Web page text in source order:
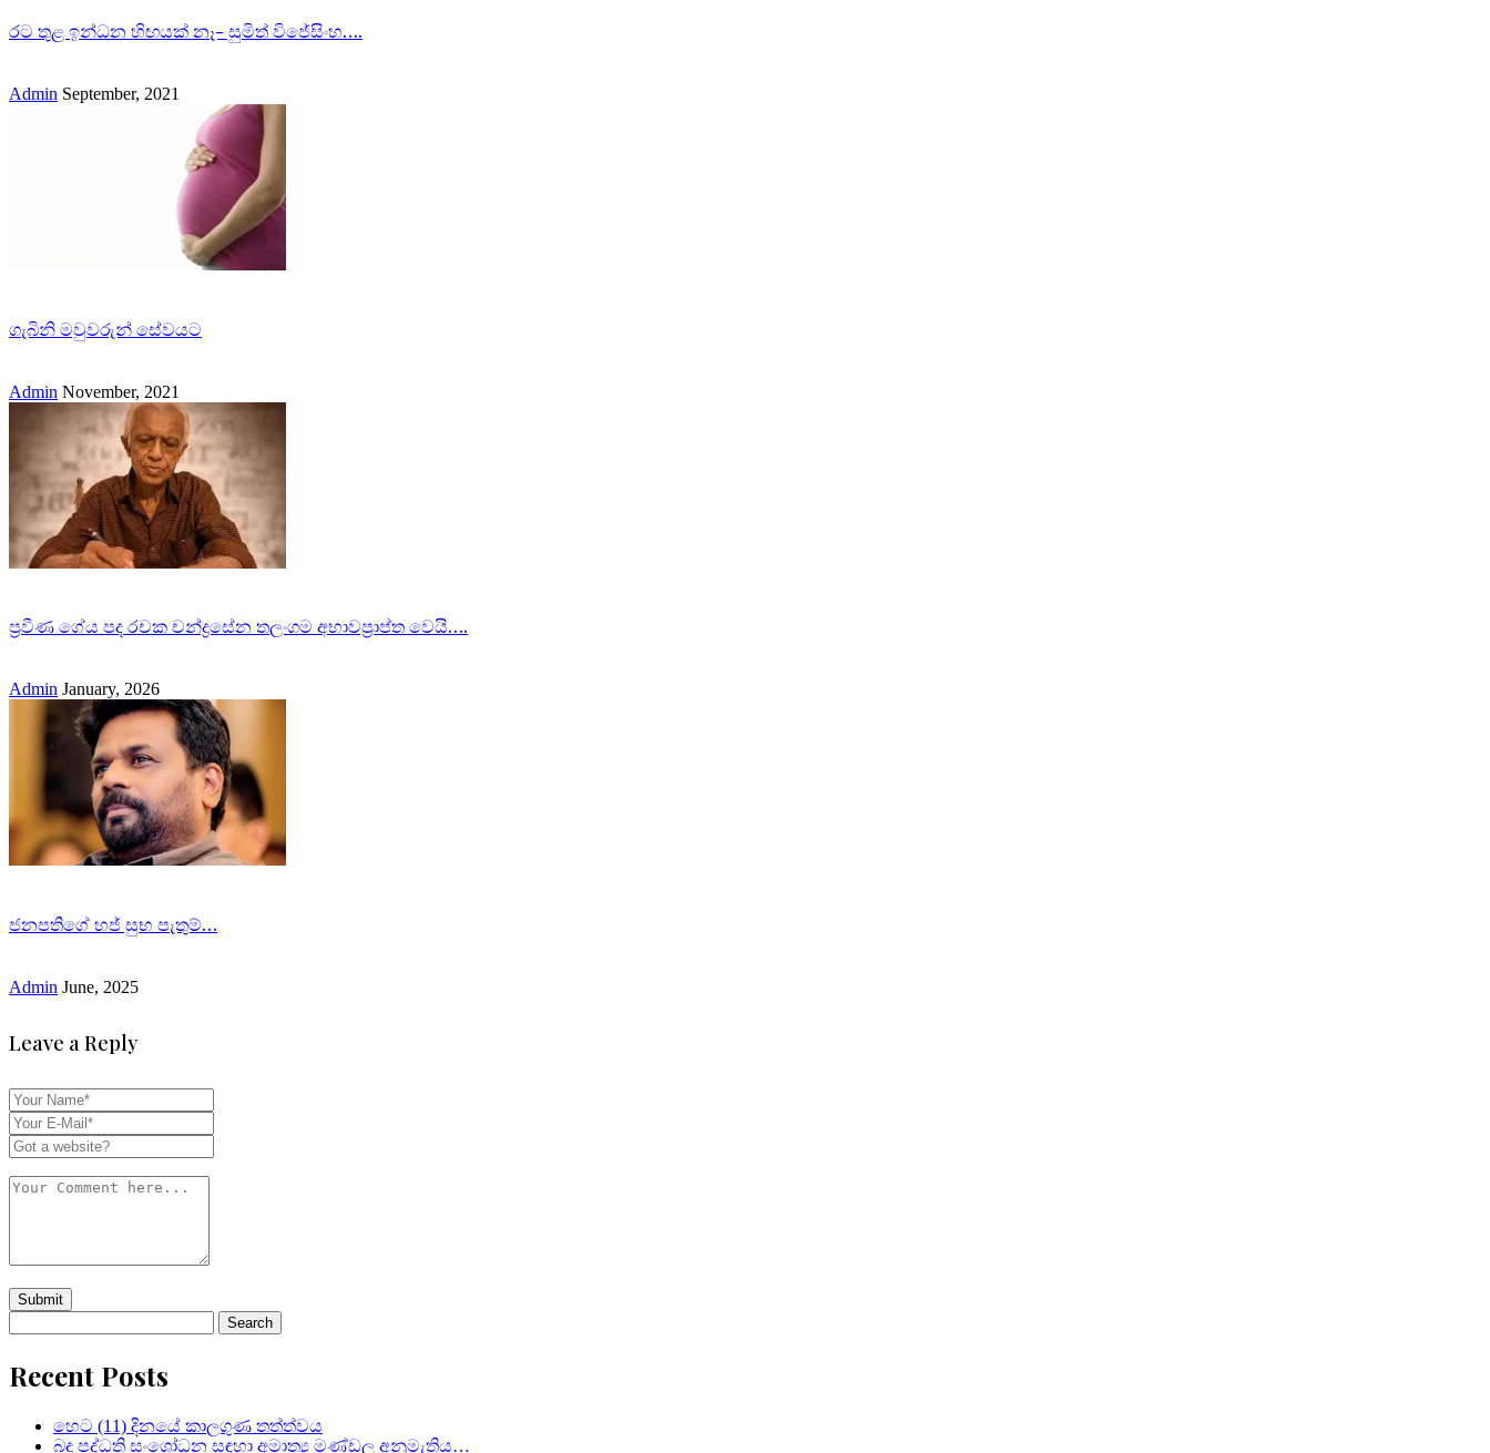
රට තුළ ඉන්ධන හිඟයක් නෑ- සුමිත් විජේසිංහ….
Admin September, 2021
ගැබිනි මවුවරුන් සේවයට
Admin November, 2021
ප්‍රවීණ ගේය පද රචක චන්ද්‍රසේන තලංගම අභාවප්‍රාප්ත වෙයි….
Admin January, 2026
ජනපතිගේ හජ් සුභ පැතුම්…
Admin June, 2025
Leave a Reply
for:
Recent Posts
හෙට (11) දිනයේ කාලගුණ තත්ත්වය
බදු පද්ධති සංශෝධන සඳහා අමාත්‍ය මණ්ඩල අනුමැතිය…